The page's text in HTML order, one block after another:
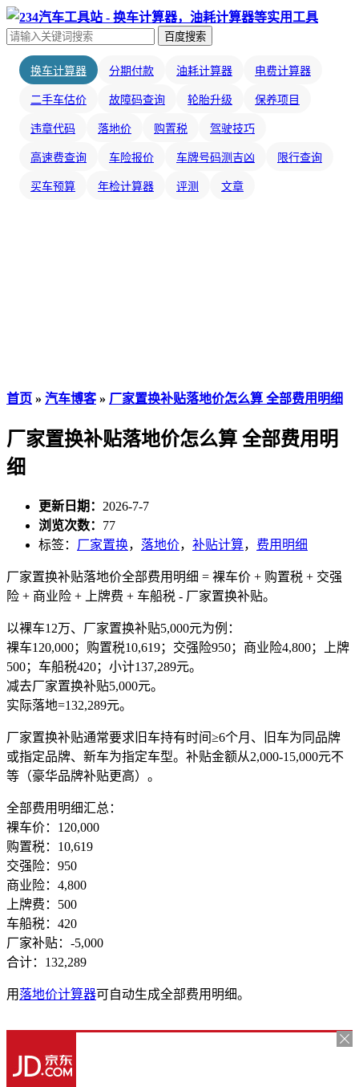
百度搜索
换车计算器 分期付款 油耗计算器 电费计算器
二手车估价 故障码查询 轮胎升级 保养项目
违章代码 落地价 购置税 驾驶技巧
高速费查询 车险报价 车牌号码测吉凶 限行查询
买车预算 年检计算器 评测 文章
首页 » 汽车博客» 厂家置换补贴落地价怎么算 全部费用明细
厂家置换补贴落地价怎么算 全部费用明
细
更新日期： 2026-7-7
浏览次数： 77
标签： 厂家置换， 落地价， 补贴计算， 费用明细
厂家置换补贴落地价全部费用明细 = 裸车价 + 购置税 + 交强
险 + 商业险 + 上牌费 + 车船税 - 厂家置换补贴。
以裸车12万、厂家置换补贴5,000元为例：
裸车120,000；购置税10,619；交强险950；商业险4,800；上牌
500；车船税420；小计137,289元。
减去厂家置换补贴5,000元。
实际落地=132,289元。
厂家置换补贴通常要求旧车持有时间≥6个月、旧车为同品牌
或指定品牌、新车为指定车型。补贴金额从2,000-15,000元不
等（豪华品牌补贴更高）。
全部费用明细汇总：
裸车价：120,000
购置税：10,619
交强险：950
商业险：4,800
上牌费：500
车船税：420
厂家补贴：-5,000
合计：132,289
用 落地价计算器可自动生成全部费用明细。